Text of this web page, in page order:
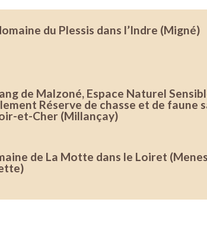
du Plessis dans l’Indre (Migné)
de Malzoné, Espace Naturel
Réserve de chasse et de faune
et-Cher (Millançay)
de La Motte dans le Loiret